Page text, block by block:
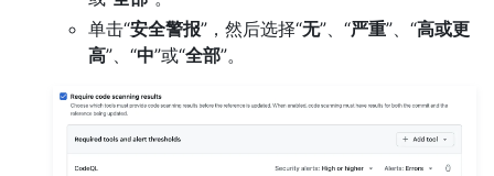
单击“安全警报”，然后选择“无”、“严重”、“高或更
高”、“中”或“全部”。